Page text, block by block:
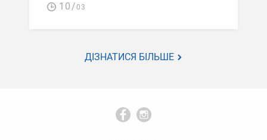
10/03
ДІЗНАТИСЯ БІЛЬШЕ